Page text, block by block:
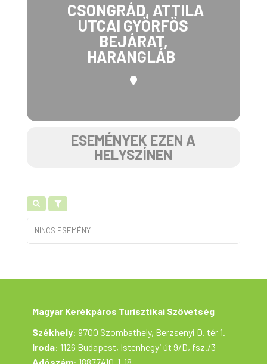
CSONGRÁD, ATTILA
UTCAI GYÖRFÖS
BEJÁRAT,
HARANGLÁB
ESEMÉNYEK EZEN A
HELYSZÍNEN
NINCS ESEMÉNY
Magyar Kerékpáros Turisztikai Szövetség
Székhely: 9700 Szombathely, Berzsenyi D. tér 1.
Iroda: 1126 Budapest, Istenhegyi út 9/D, fsz./3